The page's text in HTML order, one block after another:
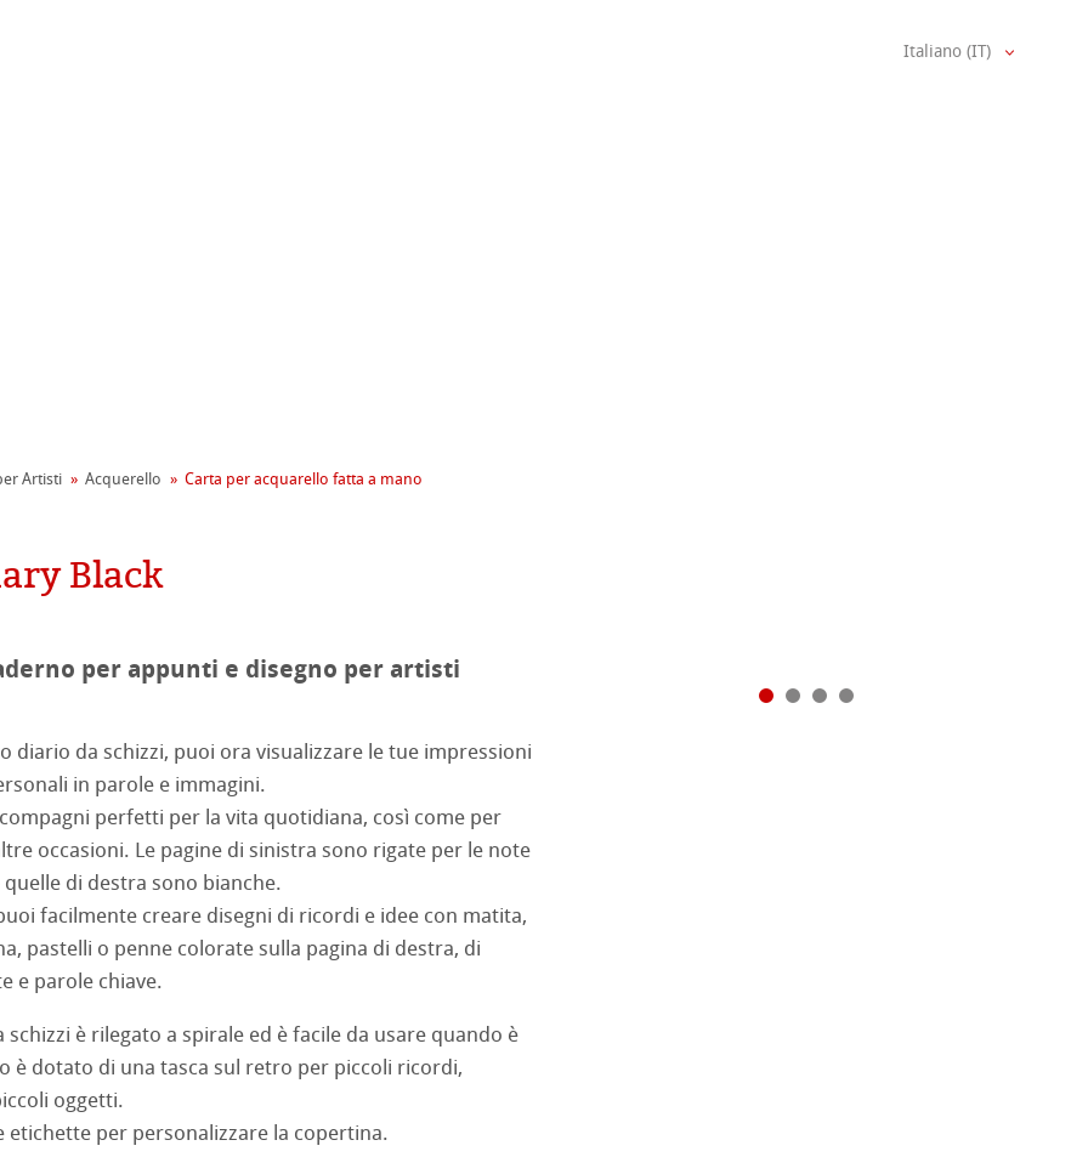
profili
Program
Albums
Inkjet
Rag
Pastel
fatta a mano
Italiano (IT)
Artisti Acquerello Carta per acquarello fatta a mano
Black
per appunti e disegno per artisti
diario da schizzi, puoi ora visualizzare le tue impressioni
in parole e immagini.
perfetti per la vita quotidiana, così come per
occasioni. Le pagine di sinistra sono rigate per le note
di destra sono bianche.
facilmente creare disegni di ricordi e idee con matita,
pastelli o penne colorate sulla pagina di destra, di
e parole chiave.
è rilegato a spirale ed è facile da usare quando è
è dotato di una tasca sul retro per piccoli ricordi,
oggetti.
etichette per personalizzare la copertina.